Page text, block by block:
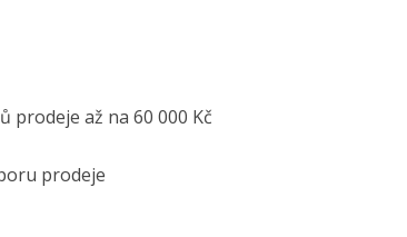
prodeje až na 60 000 Kč
prodeje